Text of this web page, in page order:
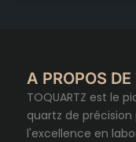
A PROPOS
TOQUARTZ est le
quartz de
l'excellence en